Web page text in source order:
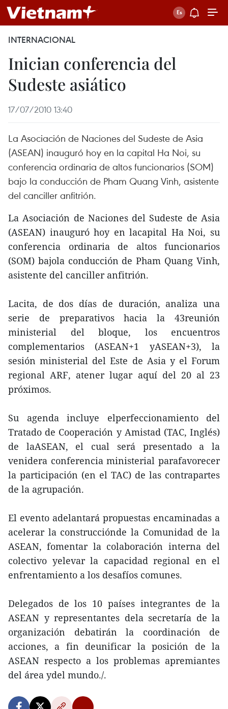
INTERNACIONAL
Inician conferencia del
Sudeste asiático
17/07/2010 13:40
La Asociación de Naciones del Sudeste de Asia
(ASEAN) inauguró hoy en la capital Ha Noi, su
conferencia ordinaria de altos funcionarios (SOM)
bajo la conducción de Pham Quang Vinh, asistente
del canciller anfitrión.
La Asociación de Naciones del Sudeste de Asia
(ASEAN) inauguró hoy en lacapital Ha Noi, su
conferencia ordinaria de altos funcionarios
(SOM) bajola conducción de Pham Quang Vinh,
asistente del canciller anfitrión.
Lacita, de dos días de duración, analiza una
serie de preparativos hacia la 43reunión
ministerial del bloque, los encuentros
complementarios (ASEAN+1 yASEAN+3), la
sesión ministerial del Este de Asia y el Forum
regional ARF, atener lugar aquí del 20 al 23
próximos.
Su agenda incluye elperfeccionamiento del
Tratado de Cooperación y Amistad (TAC, Inglés)
de laASEAN, el cual será presentado a la
venidera conferencia ministerial parafavorecer
la participación (en el TAC) de las contrapartes
de la agrupación.
El evento adelantará propuestas encaminadas a
acelerar la construcciónde la Comunidad de la
ASEAN, fomentar la colaboración interna del
colectivo yelevar la capacidad regional en el
enfrentamiento a los desafíos comunes.
Delegados de los 10 países integrantes de la
ASEAN y representantes dela secretaría de la
organización debatirán la coordinación de
acciones, a fin deunificar la posición de la
ASEAN respecto a los problemas apremiantes
del área ydel mundo./.